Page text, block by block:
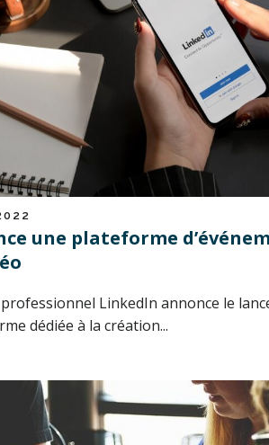
une plateforme
LinkedIn annonce le
dédiée à la création...